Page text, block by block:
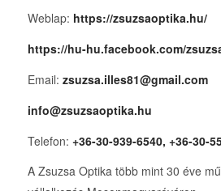
Weblap: https://zsuzsaoptika.hu/
https://hu-hu.facebook.com/
Email: zsuzsa.illes81@gmail.com
info@zsuzsaoptika.hu
Telefon: +36-30-939-6540, +36-30-
A Zsuzsa Optika több mint 30 éve